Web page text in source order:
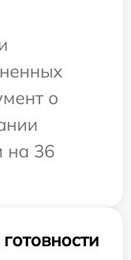
о
на 36